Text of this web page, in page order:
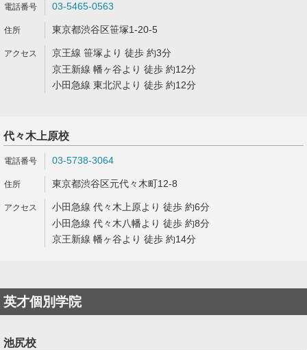
03-5465-0563
東京都渋谷区笹塚1-20-5
京王線 笹塚より 徒歩 約3分
京王新線 幡ヶ谷より 徒歩 約12分
小田急線 東北沢より 徒歩 約12分
代々木上原校
03-5738-3064
東京都渋谷区元代々木町12-8
小田急線 代々木上原より 徒歩 約6分
小田急線 代々木八幡より 徒歩 約8分
京王新線 幡ヶ谷より 徒歩 約14分
英才個別学院
池尻校